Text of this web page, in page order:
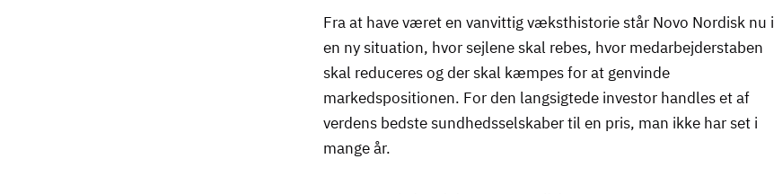
Fra at have været en vanvittig væksthistorie står Novo Nordisk nu i
en ny situation, hvor sejlene skal rebes, hvor medarbejderstaben
skal reduceres og der skal kæmpes for at genvinde
markedspositionen. For den langsigtede investor handles et af
verdens bedste sundhedsselskaber til en pris, man ikke har set i
mange år.